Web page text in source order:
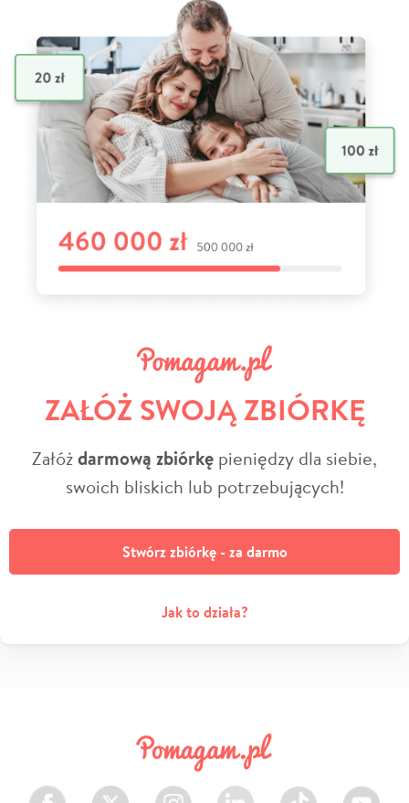
ZAŁÓŻ SWOJĄ ZBIÓRKĘ
Załóżdarmową zbiórkę pieniędzy dla siebie,
swoich bliskich lub potrzebujących!
Stwórz zbiórkę - za darmo
Jak to działa?
Facebook Twitter Instagram LinkedIn TikTok Youtube